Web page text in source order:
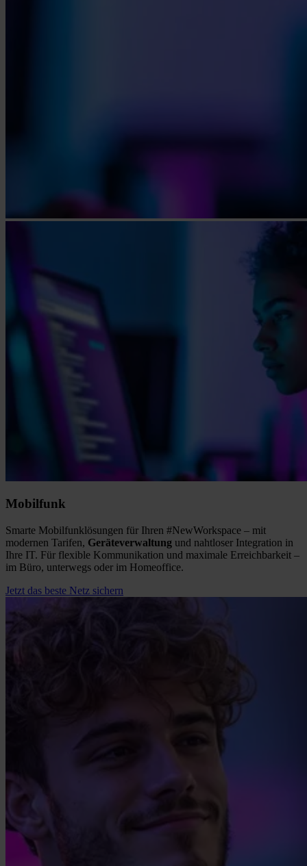
Mobilfunk
Smarte Mobilfunklösungen für Ihren #NewWorkspace – mit
modernen Tarifen, Geräteverwaltung und nahtloser Integration in
Ihre IT. Für flexible Kommunikation und maximale Erreichbarkeit –
im Büro, unterwegs oder im Homeoffice.
Jetzt das beste Netz sichern